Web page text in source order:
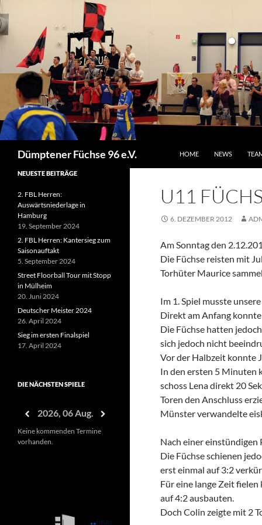
Dümptener Füchse 96 e.V.
HOME
NEWS
U11
6. DEZEMBER 2012
Am Sonntag den
Die Füchse reisten mit
Torhüter Maurice
Im 1. Spiel musste
Direkt am Anfang
Die Füchse hatten
sich jedoch nicht
Vor der Halbzeit konnte
In den ersten 5 Minuten
schoss Lena direkt 20
Toren den Anschluss
Münster verwandelte
Nach einer einstündigen
Die Füchse schienen
erst einmal auf 3:2
Für eine lange Zeit fielen
auf 4:2 ausbauten.
Doch Colin zeigte mit 2
NEUESTE BEITRÄGE
2. FBL Herren:
Auswärtsniederlage in
Hamburg
19. September 2024
2. FBL Herren: Kantersieg zum
Saisonauftakt
5. September 2024
Street Floorball Tour mit Stopp
in Mülheim
20. Juni 2024
Deutscher Meister 2024
26. April 2024
Sieg im ersten Finalspiel
17. April 2024
DIE NÄCHSTEN SPIELE
2026, 06 Aug.
Keine kommenden Termine
vorhanden.